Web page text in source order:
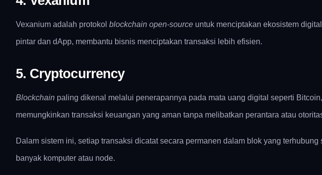
Vexanium adalah protokol blockchain open-source untuk menciptakan ekosistem
pintar dan dApp, membantu bisnis menciptakan transaksi lebih efisien.
5. Cryptocurrency
Blockchain paling dikenal melalui penerapannya pada mata uang digital seperti
memungkinkan transaksi keuangan yang aman tanpa melibatkan perantara atau
Dalam sistem ini, setiap transaksi dicatat secara permanen dalam blok yang
banyak komputer atau node.